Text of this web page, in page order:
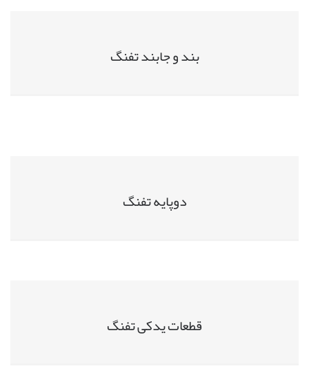
بند و جابند تفنگ
دوپایه تفنگ
قطعات یدکی تفنگ